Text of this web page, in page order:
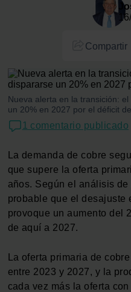
Compartir
Nueva alerta en la transición:
un 20% en 2027 por el déficit
1 comentario publicado
La demanda de cobre
que supere la oferta
años. Según el análisis de
probable que el desajuste
provoque un aumento del
de aquí a 2027.
La oferta primaria de
entre 2023 y 2027, y la
cada vez más la oferta